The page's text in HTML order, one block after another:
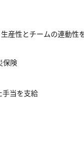
産性とチームの連動性
保険
手当を支給